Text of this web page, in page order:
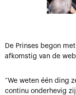
De Prinses begon
afkomstig van de
“We weten één ding
continu onderhevig